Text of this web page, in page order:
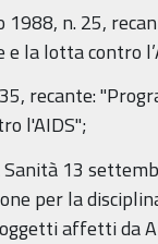
n. 25,
la lotta contro
recante:
l'AIDS";
13
per la
affetti da